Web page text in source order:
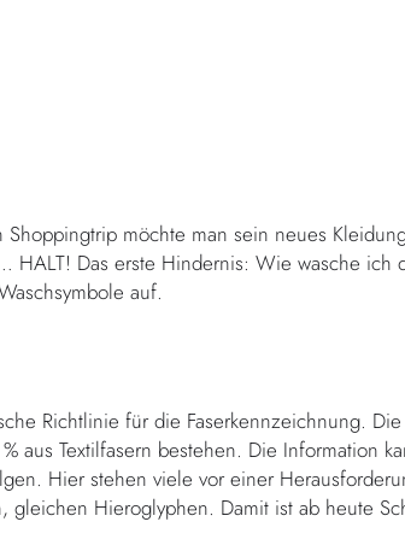
möchte man sein neues
Das erste Hindernis: Wie wasche ich
auf.
Richtlinie für die Faserkennzeichnung.
aus Textilfasern bestehen. Die Information
Hier stehen viele vor einer
Hieroglyphen. Damit ist ab heute